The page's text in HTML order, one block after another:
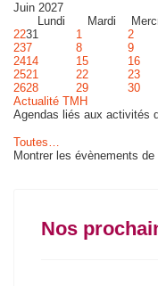
Juin 2027
Lundi
Mardi
2231 1 2
237 8 9
2414 15 16
2521 22 23
2628 29 30
Actualité TMH
Agendas liés aux activités
Toutes…
Montrer les évènements
Nos